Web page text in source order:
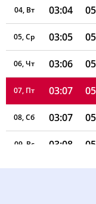
04, Вт 03:04
05, Ср 03:05
06, Чт 03:06
07, Пт 03:07
08, Сб 03:07
09, Вс 03:08
10, Пн 03:09